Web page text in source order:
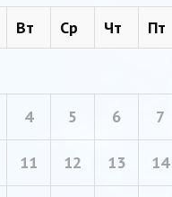
Вт Ср Чт Пт
4 5 6 7
11 12 13 14